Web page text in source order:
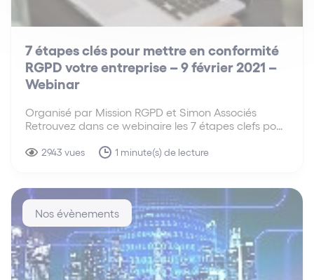
7 étapes clés pour mettre en conformité
RGPD votre entreprise – 9 février 2021 –
Webinar
Organisé par Mission RGPD et Simon Associés
Retrouvez dans ce webinaire les 7 étapes clefs pour
face au RGPD. Profitez de l’expertise du Cabinet
2943 vues 1 minute(s) de lecture
Nos évènements